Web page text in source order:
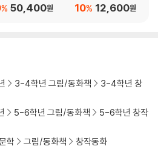
50,400원
% 12,600원
10%
3-4학년 그림/동화책
3-4학년 창
5-6학년 그림/동화책
5-6학년 창작
학 그림/동화책 창작동화